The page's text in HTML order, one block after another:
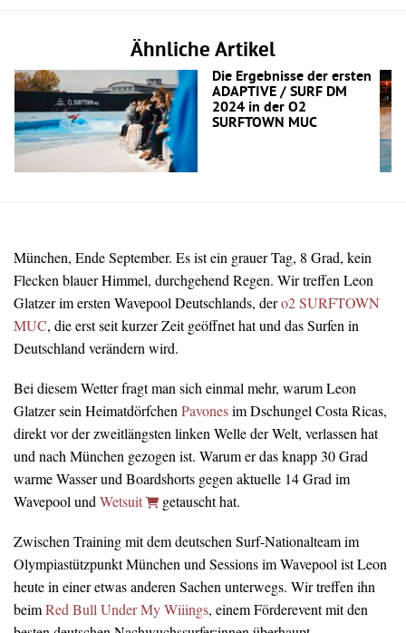
Ähnliche Artikel
Die Ergebnisse der ersten
ADAPTIVE / SURF DM
2024 in der O2
SURFTOWN MUC
München, Ende September. Es ist ein grauer Tag, 8 Grad, kein
Flecken blauer Himmel, durchgehend Regen. Wir treffen Leon
Glatzer im ersten Wavepool Deutschlands, dero2 SURFTOWN
MUC, die erst seit kurzer Zeit geöffnet hat und das Surfen in
Deutschland verändern wird.
Bei diesem Wetter fragt man sich einmal mehr, warum Leon
Glatzer sein Heimatdörfchen Pavonesim Dschungel Costa Ricas,
direkt vor der zweitlängsten linken Welle der Welt, verlassen hat
und nach München gezogen ist. Warum er das knapp 30 Grad
warme Wasser und Boardshorts gegen aktuelle 14 Grad im
Wavepool und Wetsuit getauscht hat.
Zwischen Training mit dem deutschen Surf-Nationalteam im
Olympiastützpunkt München und Sessions im Wavepool ist Leon
heute in einer etwas anderen Sachen unterwegs. Wir treffen ihn
beimRed Bull Under My Wiiings, einem Förderevent mit den